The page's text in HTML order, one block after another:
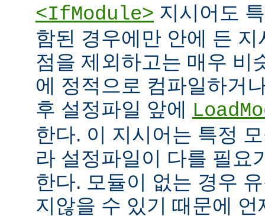
<IfModule> 지시어도
함된 경우에만 안에 든
점을 제외하고는 매우 비
에 정적으로 컴파일하거
후 설정파일 앞에
한다. 이 지시어는 특정
라 설정파일이 다를 필요
한다. 모듈이 없는 경우
지않을 수 있기 때문에